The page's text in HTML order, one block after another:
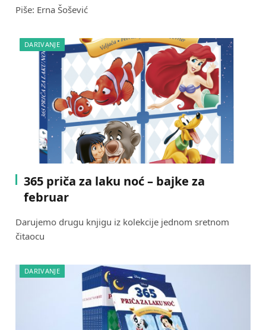
Piše: Erna Šošević
DARIVANJE
365 priča za laku noć – bajke za
februar
Darujemo drugu knjigu iz kolekcije jednom sretnom
čitaocu
DARIVANJE